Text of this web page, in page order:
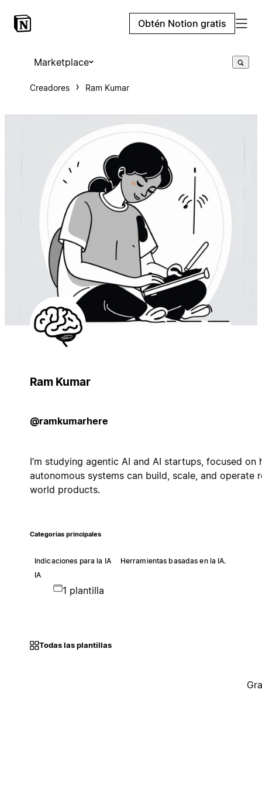
Obtén Notion gratis
Marketplace
Creadores Ram Kumar
Ram Kumar
@ramkumarhere
I’m studying agentic AI and AI startups, focused on
autonomous systems can build, scale, and operate
world products.
Categorías principales
Indicaciones para la IA
Herramientas basadas en la IA.
IA
1 plantilla
Todas las plantillas